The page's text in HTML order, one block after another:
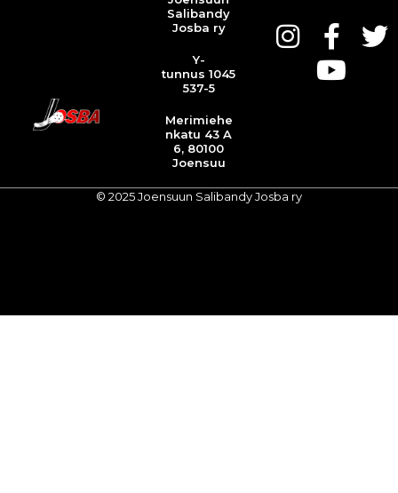
Salibandy
Josba ry
Y-
tunnus 1045
537-5
Merimiehe
nkatu 43 A
6, 80100
Joensuu
© 2025 Joensuun Salibandy Josba ry